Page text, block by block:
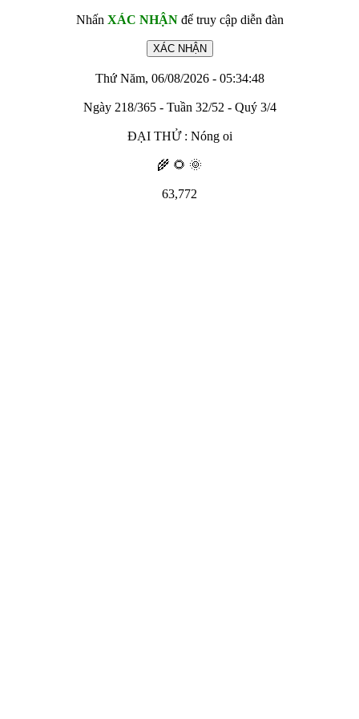
Nhấn XÁC NHẬNđể truy cập diễn đàn
Thứ Năm, 06/08/2026 - 05:34:48
Ngày 218/365 - Tuần 32/52 - Quý 3/4
ĐẠI THỬ : Nóng oi
🌾 🌻 🌞
63,772